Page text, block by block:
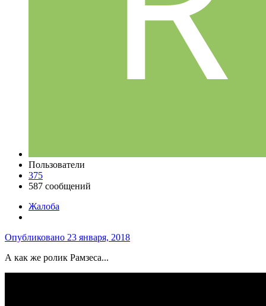
Пользователи
375
587 сообщений
Жалоба
Опубликовано 23 января, 2018
А как же ролик Рамзеса...